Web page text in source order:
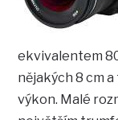
ekvivalentem
nějakých 8 cm
výkon. Malé